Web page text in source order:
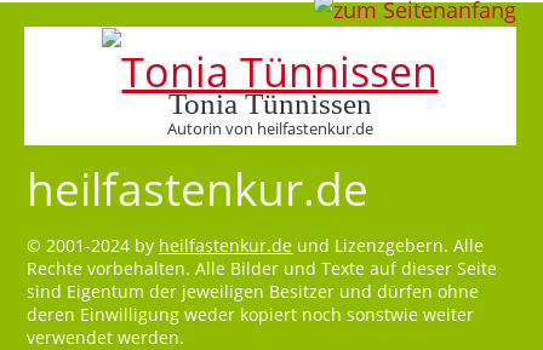
Tonia Tünnissen
Autorin von heilfastenkur.de
heilfastenkur.de
© 2001-2024 by heilfastenkur.de und Lizenzgebern. Alle
Rechte vorbehalten. Alle Bilder und Texte auf dieser Seite
sind Eigentum der jeweiligen Besitzer und dürfen ohne
deren Einwilligung weder kopiert noch sonstwie weiter
verwendet werden.